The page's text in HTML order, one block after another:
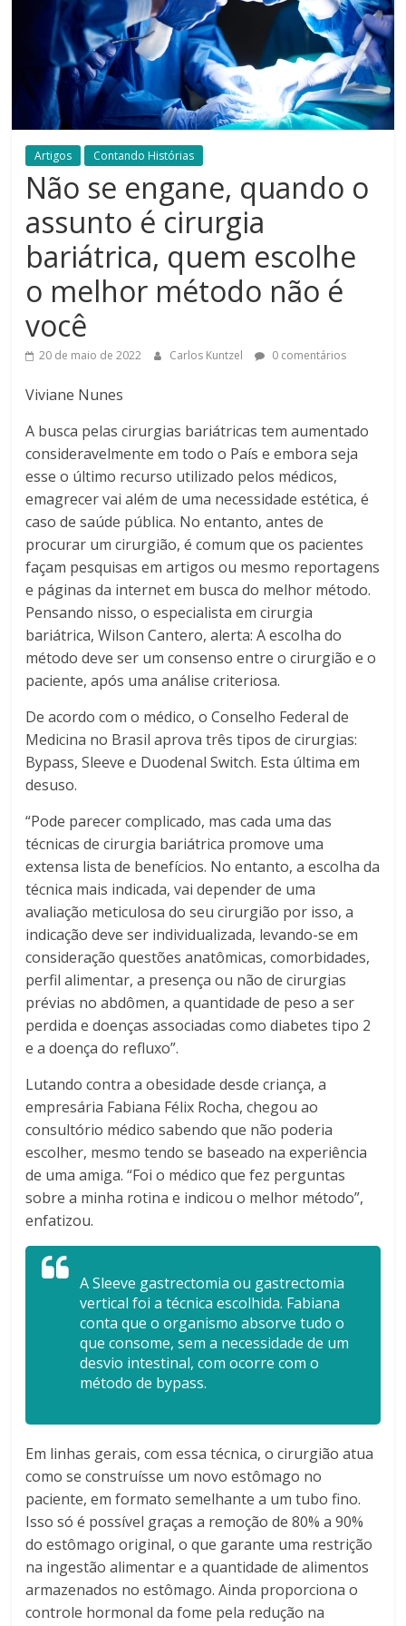
Artigos Contando Histórias
Não se engane, quando o
assunto é cirurgia
bariátrica, quem escolhe
o melhor método não é
você
20 de maio de 2022 Carlos Kuntzel 0 comentários
Viviane Nunes
A busca pelas cirurgias bariátricas tem aumentado
consideravelmente em todo o País e embora seja
esse o último recurso utilizado pelos médicos,
emagrecer vai além de uma necessidade estética, é
caso de saúde pública. No entanto, antes de
procurar um cirurgião, é comum que os pacientes
façam pesquisas em artigos ou mesmo reportagens
e páginas da internet em busca do melhor método.
Pensando nisso, o especialista em cirurgia
bariátrica, Wilson Cantero, alerta: A escolha do
método deve ser um consenso entre o cirurgião e o
paciente, após uma análise criteriosa.
De acordo com o médico, o Conselho Federal de
Medicina no Brasil aprova três tipos de cirurgias:
Bypass, Sleeve e Duodenal Switch. Esta última em
desuso.
“Pode parecer complicado, mas cada uma das
técnicas de cirurgia bariátrica promove uma
extensa lista de benefícios. No entanto, a escolha da
técnica mais indicada, vai depender de uma
avaliação meticulosa do seu cirurgião por isso, a
indicação deve ser individualizada, levando-se em
consideração questões anatômicas, comorbidades,
perfil alimentar, a presença ou não de cirurgias
prévias no abdômen, a quantidade de peso a ser
perdida e doenças associadas como diabetes tipo 2
e a doença do refluxo”.
Lutando contra a obesidade desde criança, a
empresária Fabiana Félix Rocha, chegou ao
consultório médico sabendo que não poderia
escolher, mesmo tendo se baseado na experiência
de uma amiga. “Foi o médico que fez perguntas
sobre a minha rotina e indicou o melhor método”,
enfatizou.
A Sleeve gastrectomia ou gastrectomia
vertical foi a técnica escolhida. Fabiana
conta que o organismo absorve tudo o
que consome, sem a necessidade de um
desvio intestinal, com ocorre com o
método de bypass.
Em linhas gerais, com essa técnica, o cirurgião atua
como se construísse um novo estômago no
paciente, em formato semelhante a um tubo fino.
Isso só é possível graças a remoção de 80% a 90%
do estômago original, o que garante uma restrição
na ingestão alimentar e a quantidade de alimentos
armazenados no estômago. Ainda proporciona o
controle hormonal da fome pela redução na